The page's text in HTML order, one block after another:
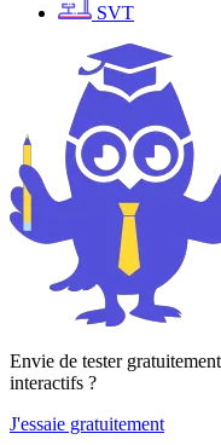
SVT
Envie de tester
interactifs ?
J'essaie gratuitement